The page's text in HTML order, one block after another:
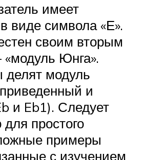
имеет
виде символа «Е».
своим вторым
Юнга».
модуль
и
и Eb1). Следует
для простого
примеры
с изучением